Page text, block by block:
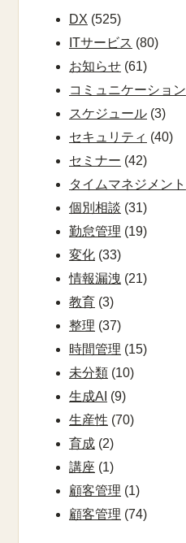
DX (525)
ITサービス (80)
お知らせ (61)
コミュニケーション
スケジュール (3)
セキュリティ (40)
セミナー (42)
タイムマネジメント
個別相談 (31)
勤怠管理 (19)
変化 (33)
情報漏洩 (21)
教育 (3)
整理 (37)
時間管理 (15)
未分類 (10)
生成AI (9)
生産性 (70)
育成 (2)
講座 (1)
顧客管理 (1)
顧客管理 (74)